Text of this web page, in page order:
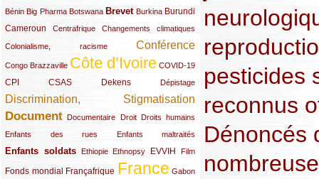
Bénin
(13/289)Big Pharma
(16/289) Botswana
(9/289) Brevet
(83/289) Burkina
(18/289) Burundi
(30/289)
Cameroun
(47/289) Centrafrique
(23/289) Changements climatiques
(10/289)
Colonialisme, racisme
(19/289) Conférence
(118/289)
Congo Brazzaville
(24/289) Côte d’Ivoire
(263/289) COVID-19
(13/289)
CPI
(48/289) CSAS
(32/289) Dekens
(29/289) Dépistage
(19/289)
Discrimination, Stigmatisation
(131/289)
Document
(145/289) Documentaire
(9/289) Droit
(20/289) Droits humains
(22/289)
Enfants des rues
(21/289) Enfants maltraités
(10/289)
Enfants soldats
(68/289) Ethiopie
(12/289) Ethnopsy
(15/289) EVVIH
(55/289) Film
(22/289)
Fonds mondial
(48/289) Françafrique
(39/289) France
(289/289) Gabon
(12/289)
pesticides
reconnus
Dénoncés